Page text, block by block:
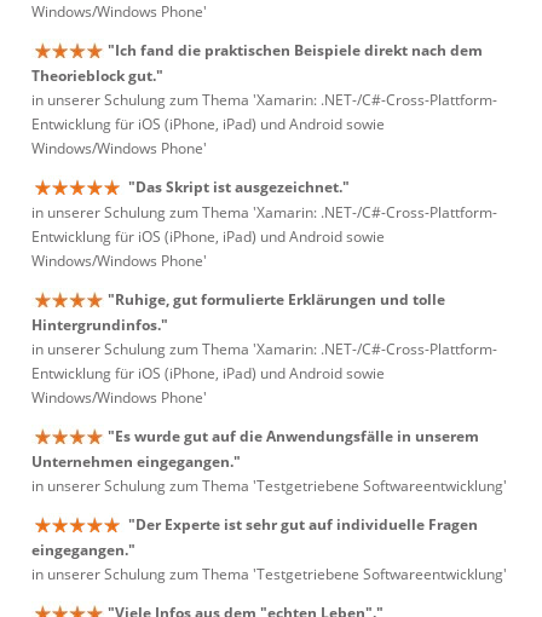
Windows/Windows Phone'
"Ich fand die praktischen Beispiele direkt nach dem
Theorieblock gut."
in unserer Schulung zum Thema 'Xamarin: .NET-/C#-Cross-Plattform-
Entwicklung für iOS (iPhone, iPad) und Android sowie
Windows/Windows Phone'
"Das Skript ist ausgezeichnet."
in unserer Schulung zum Thema 'Xamarin: .NET-/C#-Cross-Plattform-
Entwicklung für iOS (iPhone, iPad) und Android sowie
Windows/Windows Phone'
"Ruhige, gut formulierte Erklärungen und tolle
Hintergrundinfos."
in unserer Schulung zum Thema 'Xamarin: .NET-/C#-Cross-Plattform-
Entwicklung für iOS (iPhone, iPad) und Android sowie
Windows/Windows Phone'
"Es wurde gut auf die Anwendungsfälle in unserem
Unternehmen eingegangen."
in unserer Schulung zum Thema 'Testgetriebene Softwareentwicklung'
"Der Experte ist sehr gut auf individuelle Fragen
eingegangen."
in unserer Schulung zum Thema 'Testgetriebene Softwareentwicklung'
"Viele Infos aus dem "echten Leben"."